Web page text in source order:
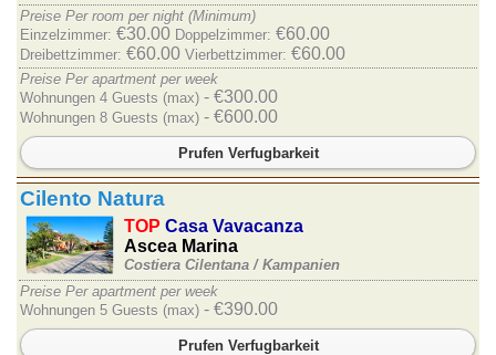
Preise Per room per night (Minimum)
Einzelzimmer: €30.00 Doppelzimmer: €60.00
Dreibettzimmer: €60.00 Vierbettzimmer: €60.00
Preise Per apartment per week
Wohnungen 4 Guests (max) - €300.00
Wohnungen 8 Guests (max) - €600.00
Prufen Verfugbarkeit
Cilento Natura
TOP Casa Vavacanza
Ascea Marina
Costiera Cilentana / Kampanien
Preise Per apartment per week
Wohnungen 5 Guests (max) - €390.00
Prufen Verfugbarkeit